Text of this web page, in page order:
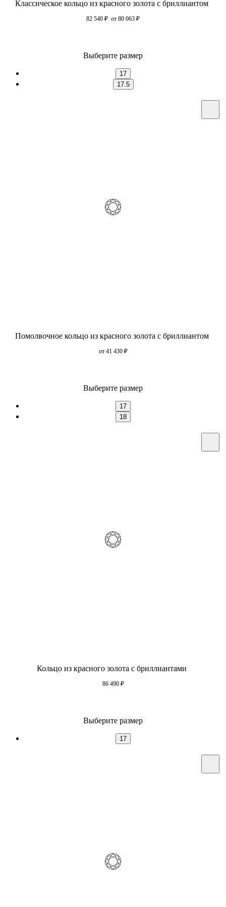
Классическое кольцо из красного золота с бриллиантом
82 540 ₽ от 80 063 ₽
Выберите размер
17
17.5
Помолвочное кольцо из красного золота с бриллиантом
от 41 430 ₽
Выберите размер
17
18
Кольцо из красного золота с бриллиантами
86 490 ₽
Выберите размер
17